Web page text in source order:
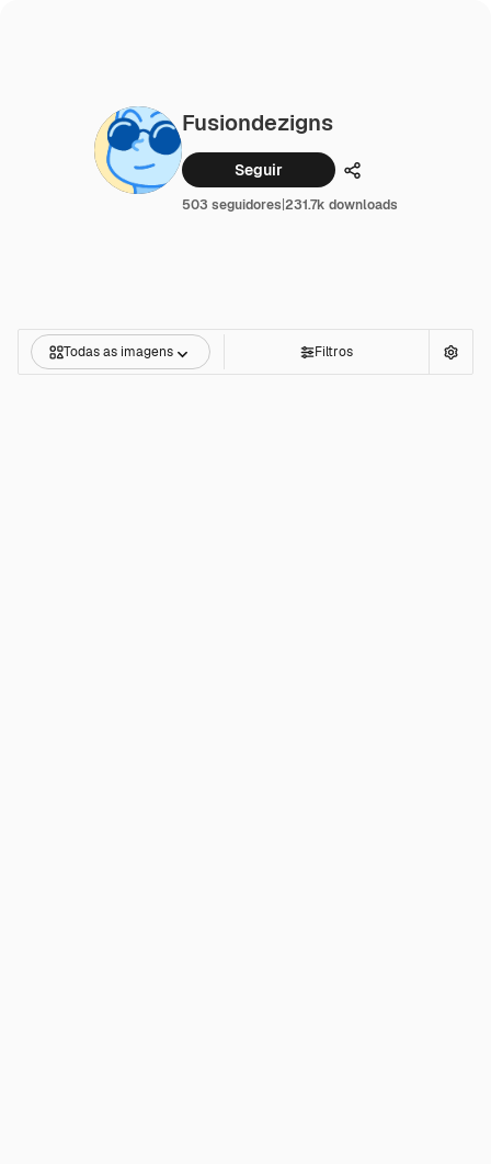
Fusiondezigns
Seguir Compartilhar
503 seguidores|231.7k downloads
Todas as imagens Filtros